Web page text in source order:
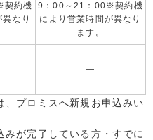
約機
なり
9：00～21：00※契約機
により営業時間が異なり
ます。
―
プロミスへ新規お申込みい
が完了している方・すでに